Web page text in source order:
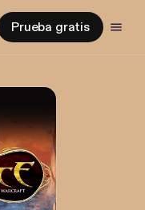
Prueba gratis